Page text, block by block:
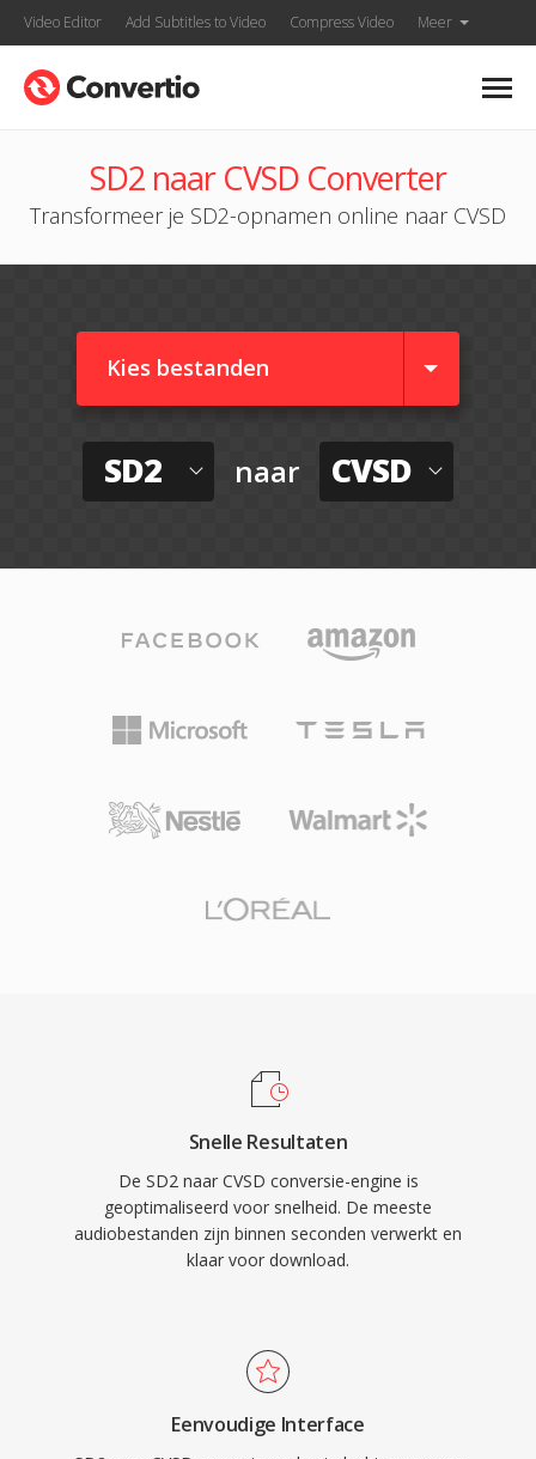
Video Editor Add Subtitles to Video Compress Video Meer
SD2 naar CVSD Converter
Transformeer je SD2-opnamen online naar CVSD
Kies bestanden
SD2 naar CVSD
Snelle Resultaten
De SD2 naar CVSD conversie-engine is
geoptimaliseerd voor snelheid. De meeste
audiobestanden zijn binnen seconden verwerkt en
klaar voor download.
Eenvoudige Interface